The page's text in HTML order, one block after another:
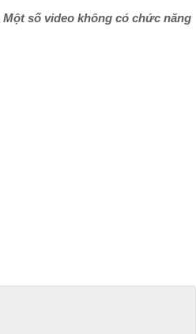
Một số video không có chức năng